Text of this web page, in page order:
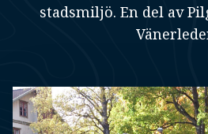
stadsmiljö. En del av